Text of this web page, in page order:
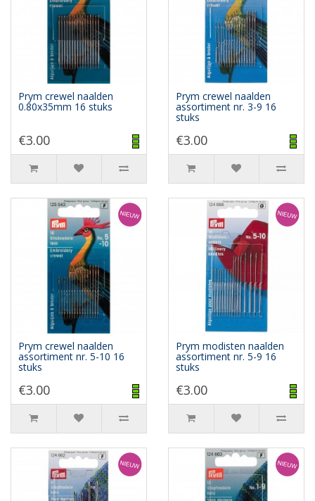
Prym crewel naalden
0.80x35mm 16 stuks
€3.00
Prym crewel naalden
assortiment nr. 3-9 16
stuks
€3.00
Prym crewel naalden
assortiment nr. 5-10 16
stuks
€3.00
Prym modisten naalden
assortiment nr. 5-9 16
stuks
€3.00